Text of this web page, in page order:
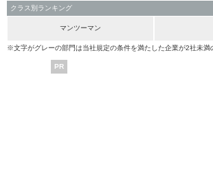
クラス別ランキング
マンツーマン
※文字がグレーの部門は当社規定の条件を満たした企業が2社未満
PR